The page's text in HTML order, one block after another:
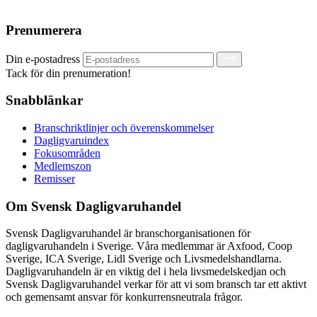
Prenumerera
Din e-postadress
Tack för din prenumeration!
Snabblänkar
Branschriktlinjer och överenskommelser
Dagligvaruindex
Fokusområden
Medlemszon
Remisser
Om Svensk Dagligvaruhandel
Svensk Dagligvaruhandel är branschorganisationen för
dagligvaruhandeln i Sverige. Våra medlemmar är Axfood, Coop
Sverige, ICA Sverige, Lidl Sverige och Livsmedelshandlarna.
Dagligvaruhandeln är en viktig del i hela livsmedelskedjan och
Svensk Dagligvaruhandel verkar för att vi som bransch tar ett aktivt
och gemensamt ansvar för konkurrensneutrala frågor.